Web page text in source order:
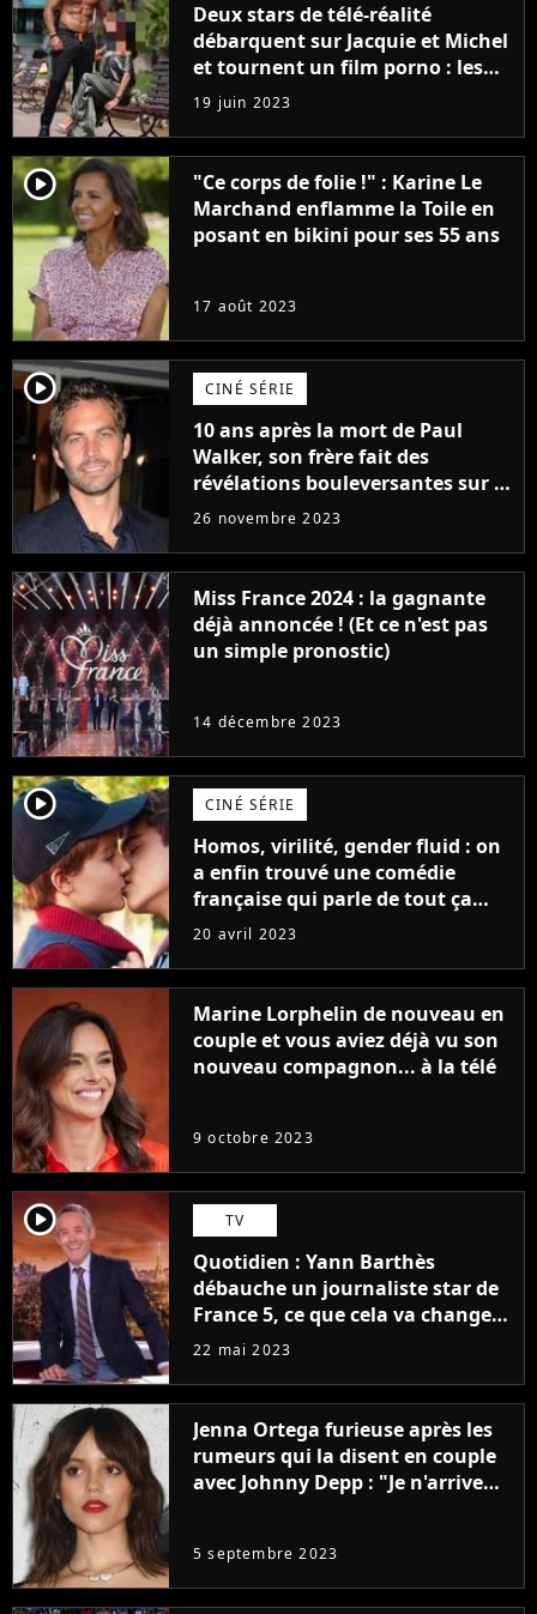
Deux stars de télé-réalité
débarquent sur Jacquie et Michel
et tournent un film porno : les
premières images du tournage
(exclu)
19 juin 2023
player2
"Ce corps de folie !" : Karine Le
Marchand enflamme la Toile en
posant en bikini pour ses 55 ans
17 août 2023
player2 CINÉ SÉRIE
10 ans après la mort de Paul
Walker, son frère fait des
révélations bouleversantes sur la
réaction des acteurs de Fast and
26 novembre 2023
Miss France 2024 : la gagnante
déjà annoncée ! (Et ce n'est pas
un simple pronostic)
14 décembre 2023
player2 CINÉ SÉRIE
Homos, virilité, gender fluid : on
a enfin trouvé une comédie
française qui parle de tout ça
sans être super ringarde
20 avril 2023
Marine Lorphelin de nouveau en
couple et vous aviez déjà vu son
nouveau compagnon... à la télé
9 octobre 2023
player2 TV
Quotidien : Yann Barthès
débauche un journaliste star de
France 5, ce que cela va changer
à la rentrée
22 mai 2023
Jenna Ortega furieuse après les
rumeurs qui la disent en couple
avec Johnny Depp : "Je n'arrive
5 septembre 2023